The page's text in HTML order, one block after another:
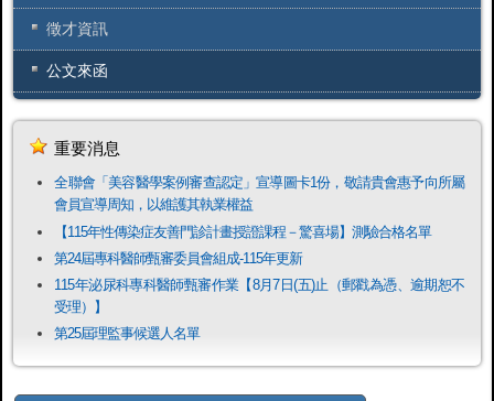
徵才資訊
公文來函
重要消息
全聯會「​美容醫學案例審查認定」宣導圖卡1份，敬請貴會惠予向所屬
會員宣導周知，以維護其執業權益
【115年性傳染症友善門診計畫授證課程－驚喜場】測驗合格名單
第24屆專科醫師甄審委員會組成-115年更新
115年泌尿科專科醫師甄審作業【8月7日(五)止（郵戳為憑、逾期恕不
受理）】
第25屆理監事候選人名單